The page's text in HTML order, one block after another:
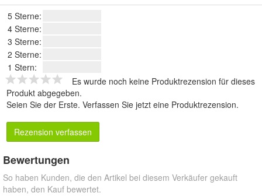
5 Sterne:
4 Sterne:
3 Sterne:
2 Sterne:
1 Stern:
Es wurde noch keine Produktrezension für dieses
Produkt abgegeben.
Seien Sie der Erste. Verfassen Sie jetzt eine Produktrezension.
Rezension verfassen
Bewertungen
So haben Kunden, die den Artikel bei diesem Verkäufer gekauft
haben, den Kauf bewertet.